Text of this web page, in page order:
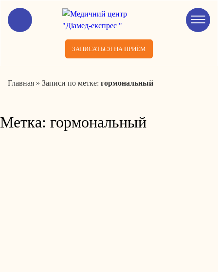
ЗАПИСАТЬСЯ НА ПРИЁМ
Главная » Записи по метке: гормональный
Метка: гормональный